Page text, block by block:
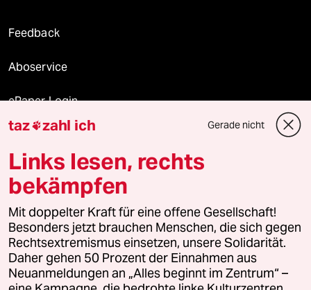
Feedback
Aboservice
ePaper Login
Downloads für Abonnierende
© 2026 taz Verlags und Vertriebs GmbH
Alle Rechte vorbehalten. Bei rechtlichen Fragen oder für Genehmigungen
wenden Sie sich bitte an
lizenzen@taz.de
Feedback Redaktionsstatut Kommune-Richtlinien
taz zahl ich Gerade nicht
Links lesen, rechts
bekämpfen
Mit doppelter Kraft für eine offene Gesellschaft!
Besonders jetzt brauchen Menschen, die sich gegen
Rechtsextremismus einsetzen, unsere Solidarität.
Daher gehen 50 Prozent der Einnahmen aus
Neuanmeldungen an „Alles beginnt im Zentrum“ –